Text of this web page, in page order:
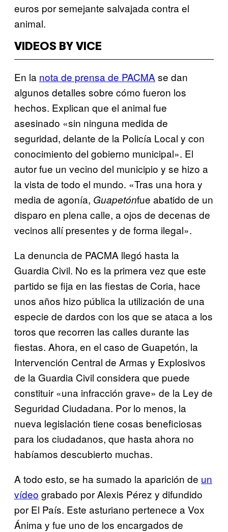
euros por semejante salvajada contra el
animal.
VIDEOS BY VICE
En la nota de prensa de PACMA se dan
algunos detalles sobre cómo fueron los
hechos. Explican que el animal fue
asesinado «sin ninguna medida de
seguridad, delante de la Policía Local y con
conocimiento del gobierno municipal». El
autor fue un vecino del municipio y se hizo a
la vista de todo el mundo. «Tras una hora y
media de agonía, Guapetónfue abatido de un
disparo en plena calle, a ojos de decenas de
vecinos allí presentes y de forma ilegal».
La denuncia de PACMA llegó hasta la
Guardia Civil. No es la primera vez que este
partido se fija en las fiestas de Coria, hace
unos años hizo pública la utilización de una
especie de dardos con los que se ataca a los
toros que recorren las calles durante las
fiestas. Ahora, en el caso de Guapetón, la
Intervención Central de Armas y Explosivos
de la Guardia Civil considera que puede
constituir «una infracción grave» de la Ley de
Seguridad Ciudadana. Por lo menos, la
nueva legislación tiene cosas beneficiosas
para los ciudadanos, que hasta ahora no
habíamos descubierto muchas.
A todo esto, se ha sumado la aparición de un
vídeo grabado por Alexis Pérez y difundido
por El País. Este asturiano pertenece a Vox
Ánima y fue uno de los encargados de